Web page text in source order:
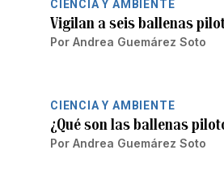
CIENCIA Y AMBIENTE
Vigilan a seis ballenas
Por Andrea Guemárez Soto
CIENCIA Y AMBIENTE
¿Qué son las ballenas
Por Andrea Guemárez Soto